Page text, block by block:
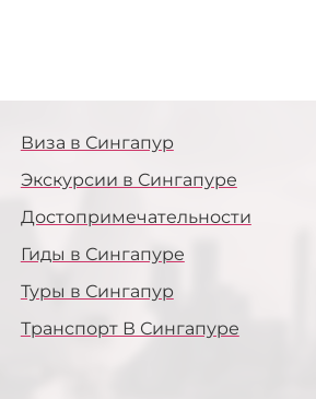
Виза в Сингапур
Экскурсии в Сингапуре
Достопримечательности
Гиды в Сингапуре
Туры в Сингапур
Транспорт В Сингапуре